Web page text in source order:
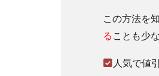
この方法を
る ことも少
人気で値